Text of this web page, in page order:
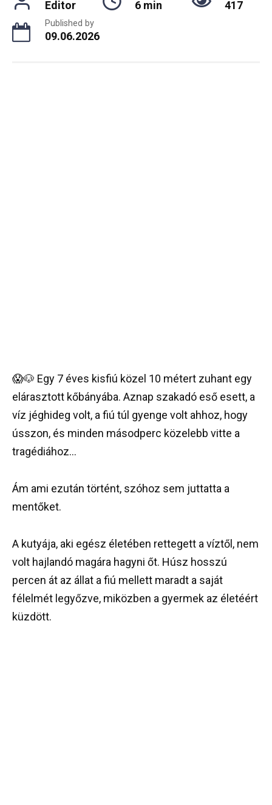
Editor 6 min 417
Published by
09.06.2026
😱🐶 Egy 7 éves kisfiú közel 10 métert zuhant egy
elárasztott kőbányába. Aznap szakadó eső esett, a
víz jéghideg volt, a fiú túl gyenge volt ahhoz, hogy
ússzon, és minden másodperc közelebb vitte a
tragédiához…
Ám ami ezután történt, szóhoz sem juttatta a
mentőket.
A kutyája, aki egész életében rettegett a víztől, nem
volt hajlandó magára hagyni őt. Húsz hosszú
percen át az állat a fiú mellett maradt a saját
félelmét legyőzve, miközben a gyermek az életéért
küzdött.